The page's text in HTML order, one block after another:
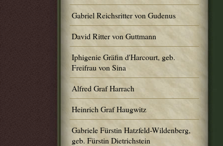
Gabriel Reichsritter von Gudenus
David Ritter von Guttmann
Iphigenie Gräfin d'Harcourt, geb.
Freifrau von Sina
Alfred Graf Harrach
Heinrich Graf Haugwitz
Gabriele Fürstin Hatzfeld-Wildenberg,
geb. Fürstin Dietrichstein